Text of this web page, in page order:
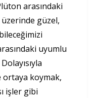
arasındaki
üzerinde güzel,
uyumlu
koymak,
işler gibi